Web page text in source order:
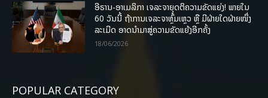
ອີຣານ-ອາເມລິກາ ເຈລະຈາຍຸດຕິຄວາມຂັດແຍ່ງ! ພາຍໃນ
60 ວັນນີ້ ຖ້າການເຈລະຈາຫຼົ້ມເຫຼວ ຫຼື ມີຝ່າຍໃດຝ່າຍໜຶ່ງ
ລະເມີດ ອາດນໍາມາສູ່ຄວາມຂັດແຍ້ງອີກຄັ້ງ
18/06/2026
POPULAR CATEGORY